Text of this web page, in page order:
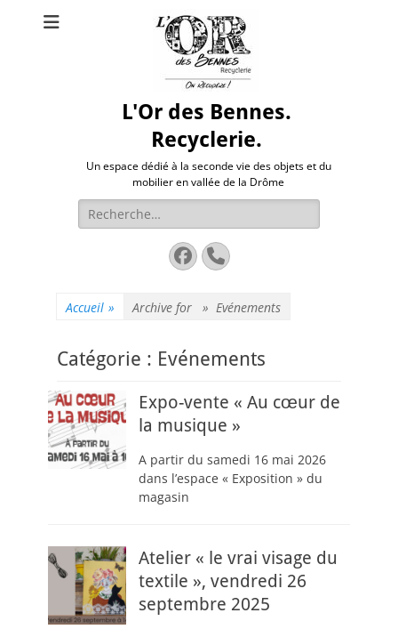
L'Or des Bennes.
Recyclerie.
Un espace dédié à la seconde vie des objets et du
mobilier en vallée de la Drôme
Rechercher :
Facebook
Tél
Accueil » Archive for » Evénements
Catégorie : Evénements
Expo-vente « Au cœur de
la musique »
A partir du samedi 16 mai 2026
dans l’espace « Exposition » du
magasin
Atelier « le vrai visage du
textile », vendredi 26
septembre 2025